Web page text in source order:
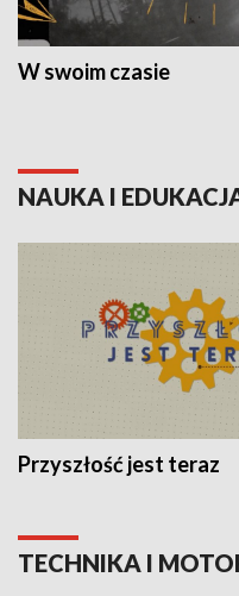
W swoim czasie
NAUKA I
Przyszłość jest teraz
TECHNIKA I